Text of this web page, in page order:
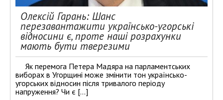
Олексій Гарань: Шанс
перезавантажити українсько-угорські
відносини є, проте наші розрахунки
мають бути тверезими
Як перемога Петера Мадяра на парламентських
виборах в Угорщині може змінити тон українсько-
угорських відносин після тривалого періоду
напруження? Чи є […]